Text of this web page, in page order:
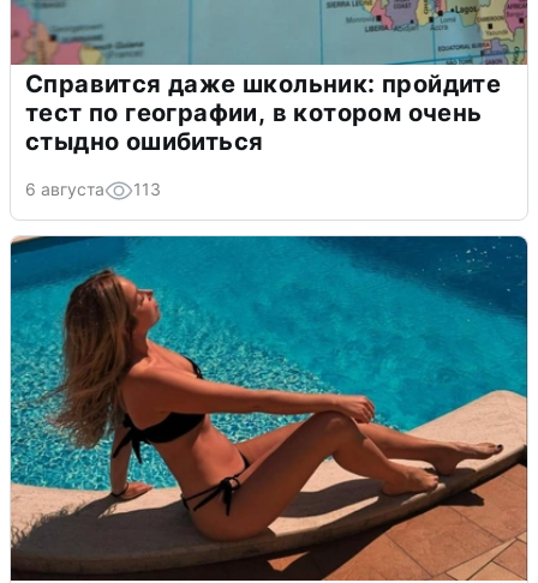
Справится даже школьник: пройдите
тест по географии, в котором очень
стыдно ошибиться
6 августа 113